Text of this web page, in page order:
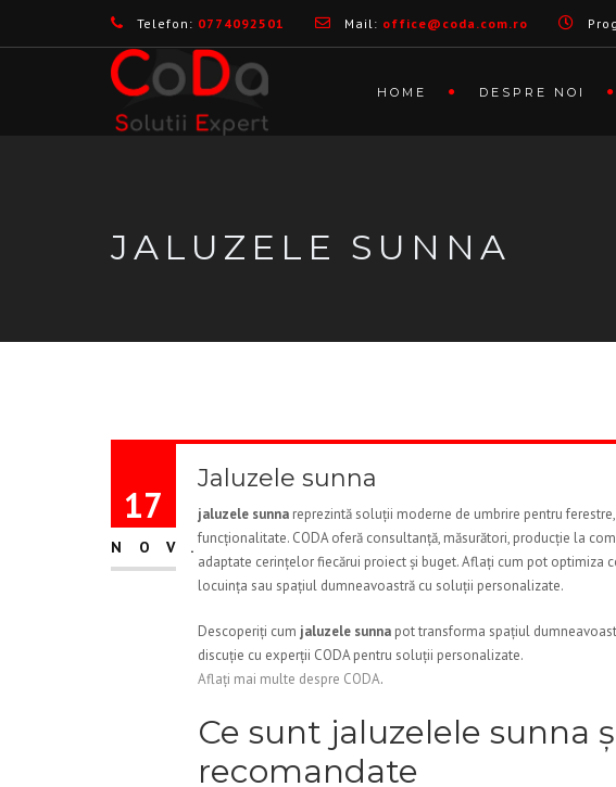
Telefon: 0774092501 Mail: office@coda.com.ro
HOME DESPRE NOI
JALUZELE SUNNA
17
NOV.
Jaluzele sunna
jaluzele sunna reprezintă soluții moderne de umbrire pentru
funcționalitate. CODA oferă consultanță, măsurători, producție la
adaptate cerințelor fiecărui proiect și buget. Aflați cum pot optimiza
locuința sau spațiul dumneavoastră cu soluții personalizate.
Descoperiți cum jaluzele sunna pot transforma spațiul
discuție cu experții CODA pentru soluții personalizate.
Aflați mai multe despre CODA.
Ce sunt jaluzelele sunna
recomandate